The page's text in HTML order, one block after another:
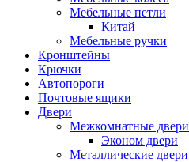
Мебельные петли
Китай
Мебельные ручки
Кронштейны
Крючки
Автопороги
Почтовые ящики
Двери
Межкомнатные двери
Эконом двери
Металлические двери